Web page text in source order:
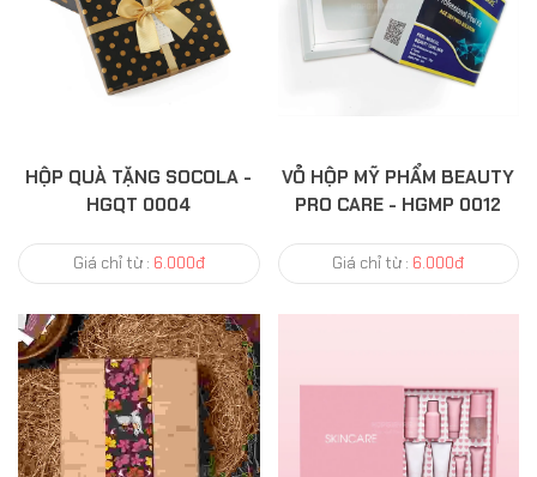
HỘP QUÀ TẶNG SOCOLA -
HGQT 0004
Giá chỉ từ : 6.000đ
VỎ HỘP MỸ PHẨM BEAUTY
PRO CARE - HGMP 0012
Giá chỉ từ : 6.000đ